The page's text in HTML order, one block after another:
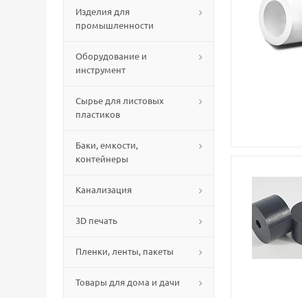
Изделия для
промышленности
Оборудование и
инструмент
Сырье для листовых
пластиков
Баки, емкости,
контейнеры
Канализация
3D печать
Пленки, ленты, пакеты
Товары для дома и дачи